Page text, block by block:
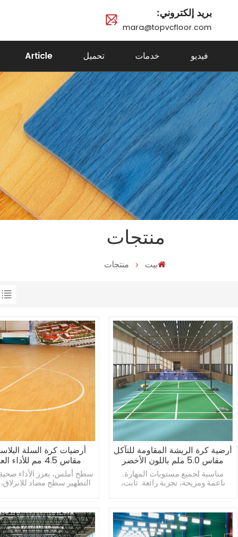
بريد إلكتروني:
mara@topvcfloor.com
فيديو خدمات تحميل Article
منتجات
بيت منتجات
أرضيات كرة السلة
مقاس 4.5 مم للأداء العالي
سطح أملس، يعزز الأداء
التطهير سطح مضاد
أرضية كرة الريشة المقاومة للتآكل
مقاس 5.0 ملم باللون الأخضر
مناسبة لجميع مستويات المهارة.
ناعمة ومريحة، تجربة رائعة. ثابت،